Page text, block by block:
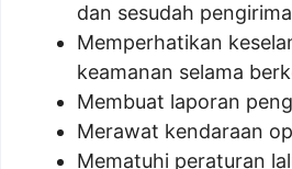
dan sesudah
Memperhatikan
keamanan selama
Membuat laporan
Merawat kendaraan
Mematuhi peraturan